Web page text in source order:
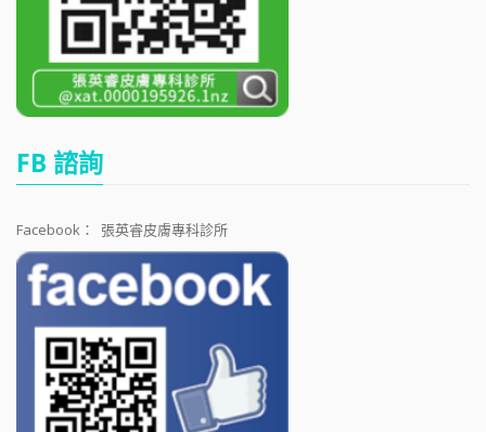
FB 諮詢
Facebook： 張英睿皮膚專科診所